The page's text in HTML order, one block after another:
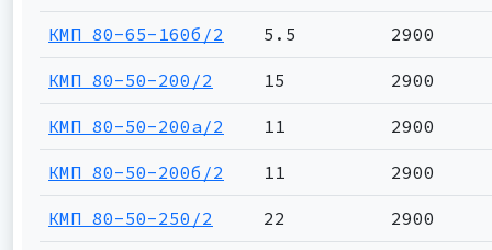
КМП 80-65-160б/2 5.5 2900
КМП 80-50-200/2 15 2900
КМП 80-50-200а/2 11 2900
КМП 80-50-200б/2 11 2900
КМП 80-50-250/2 22 2900